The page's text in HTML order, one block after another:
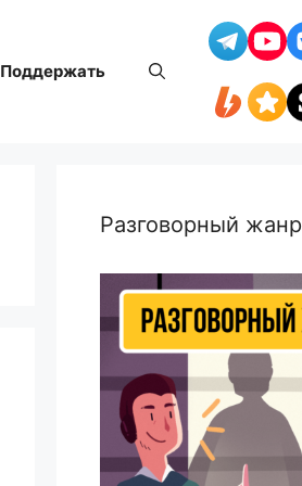
Поддержать
Разговорный жанр